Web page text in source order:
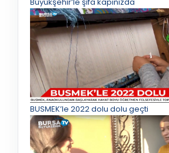
BUSMEK’le 2022 dolu dolu geçti